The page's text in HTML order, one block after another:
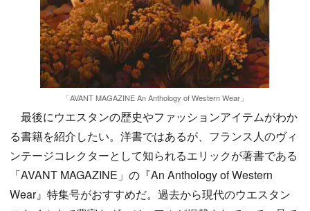
「AVANT MAGAZINE An Anthology of Western Wear」
最後にウエスタンの歴史やファッションアイテムがわか
る書籍を紹介したい。洋書ではあるが、フランス人のヴィ
ンテージコレクターとして知られるエリックが著書である
「AVANT MAGAZINE」の『An Anthology of Western
Wear』特集号がおすすめだ。過去から現代のウエスタン